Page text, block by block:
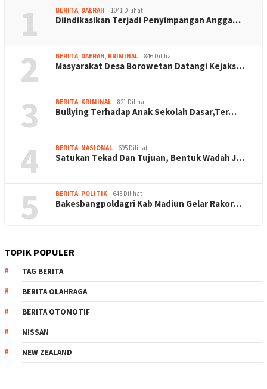
1 BERITA, DAERAH 1041 Dilihat
Diindikasikan Terjadi Penyimpangan Angga…
2 BERITA, DAERAH, KRIMINAL 846 Dilihat
Masyarakat Desa Borowetan Datangi Kejaks…
3 BERITA, KRIMINAL 821 Dilihat
Bullying Terhadap Anak Sekolah Dasar,Ter…
4 BERITA, NASIONAL 695 Dilihat
Satukan Tekad Dan Tujuan, Bentuk Wadah J…
5 BERITA, POLITIK 643 Dilihat
Bakesbangpoldagri Kab Madiun Gelar Rakor…
TOPIK POPULER
TAG BERITA
BERITA OLAHRAGA
BERITA OTOMOTIF
NISSAN
NEW ZEALAND